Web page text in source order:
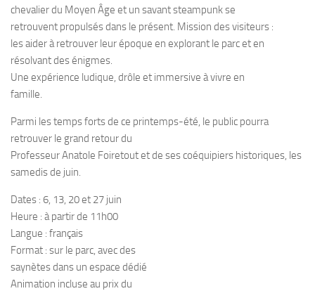
chevalier du Moyen Âge et un savant steampunk se
retrouvent propulsés dans le présent. Mission des visiteurs :
les aider à retrouver leur époque en explorant le parc et en
résolvant des énigmes.
Une expérience ludique, drôle et immersive à vivre en
famille.
Parmi les temps forts de ce printemps-été, le public pourra
retrouver le grand retour du
Professeur Anatole Foiretout et de ses coéquipiers historiques, les
samedis de juin.
Dates : 6, 13, 20 et 27 juin
Heure : à partir de 11h00
Langue : français
Format : sur le parc, avec des
saynètes dans un espace dédié
Animation incluse au prix du